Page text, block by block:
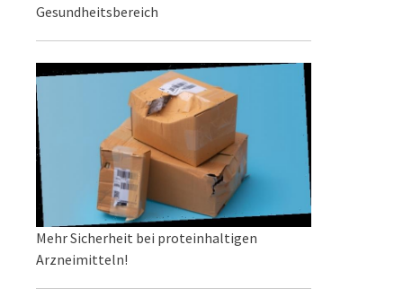
Gesundheitsbereich
Mehr Sicherheit bei proteinhaltigen
Arzneimitteln!